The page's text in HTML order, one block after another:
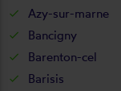
Azy-sur-marne
Bancigny
Barenton-cel
Barisis